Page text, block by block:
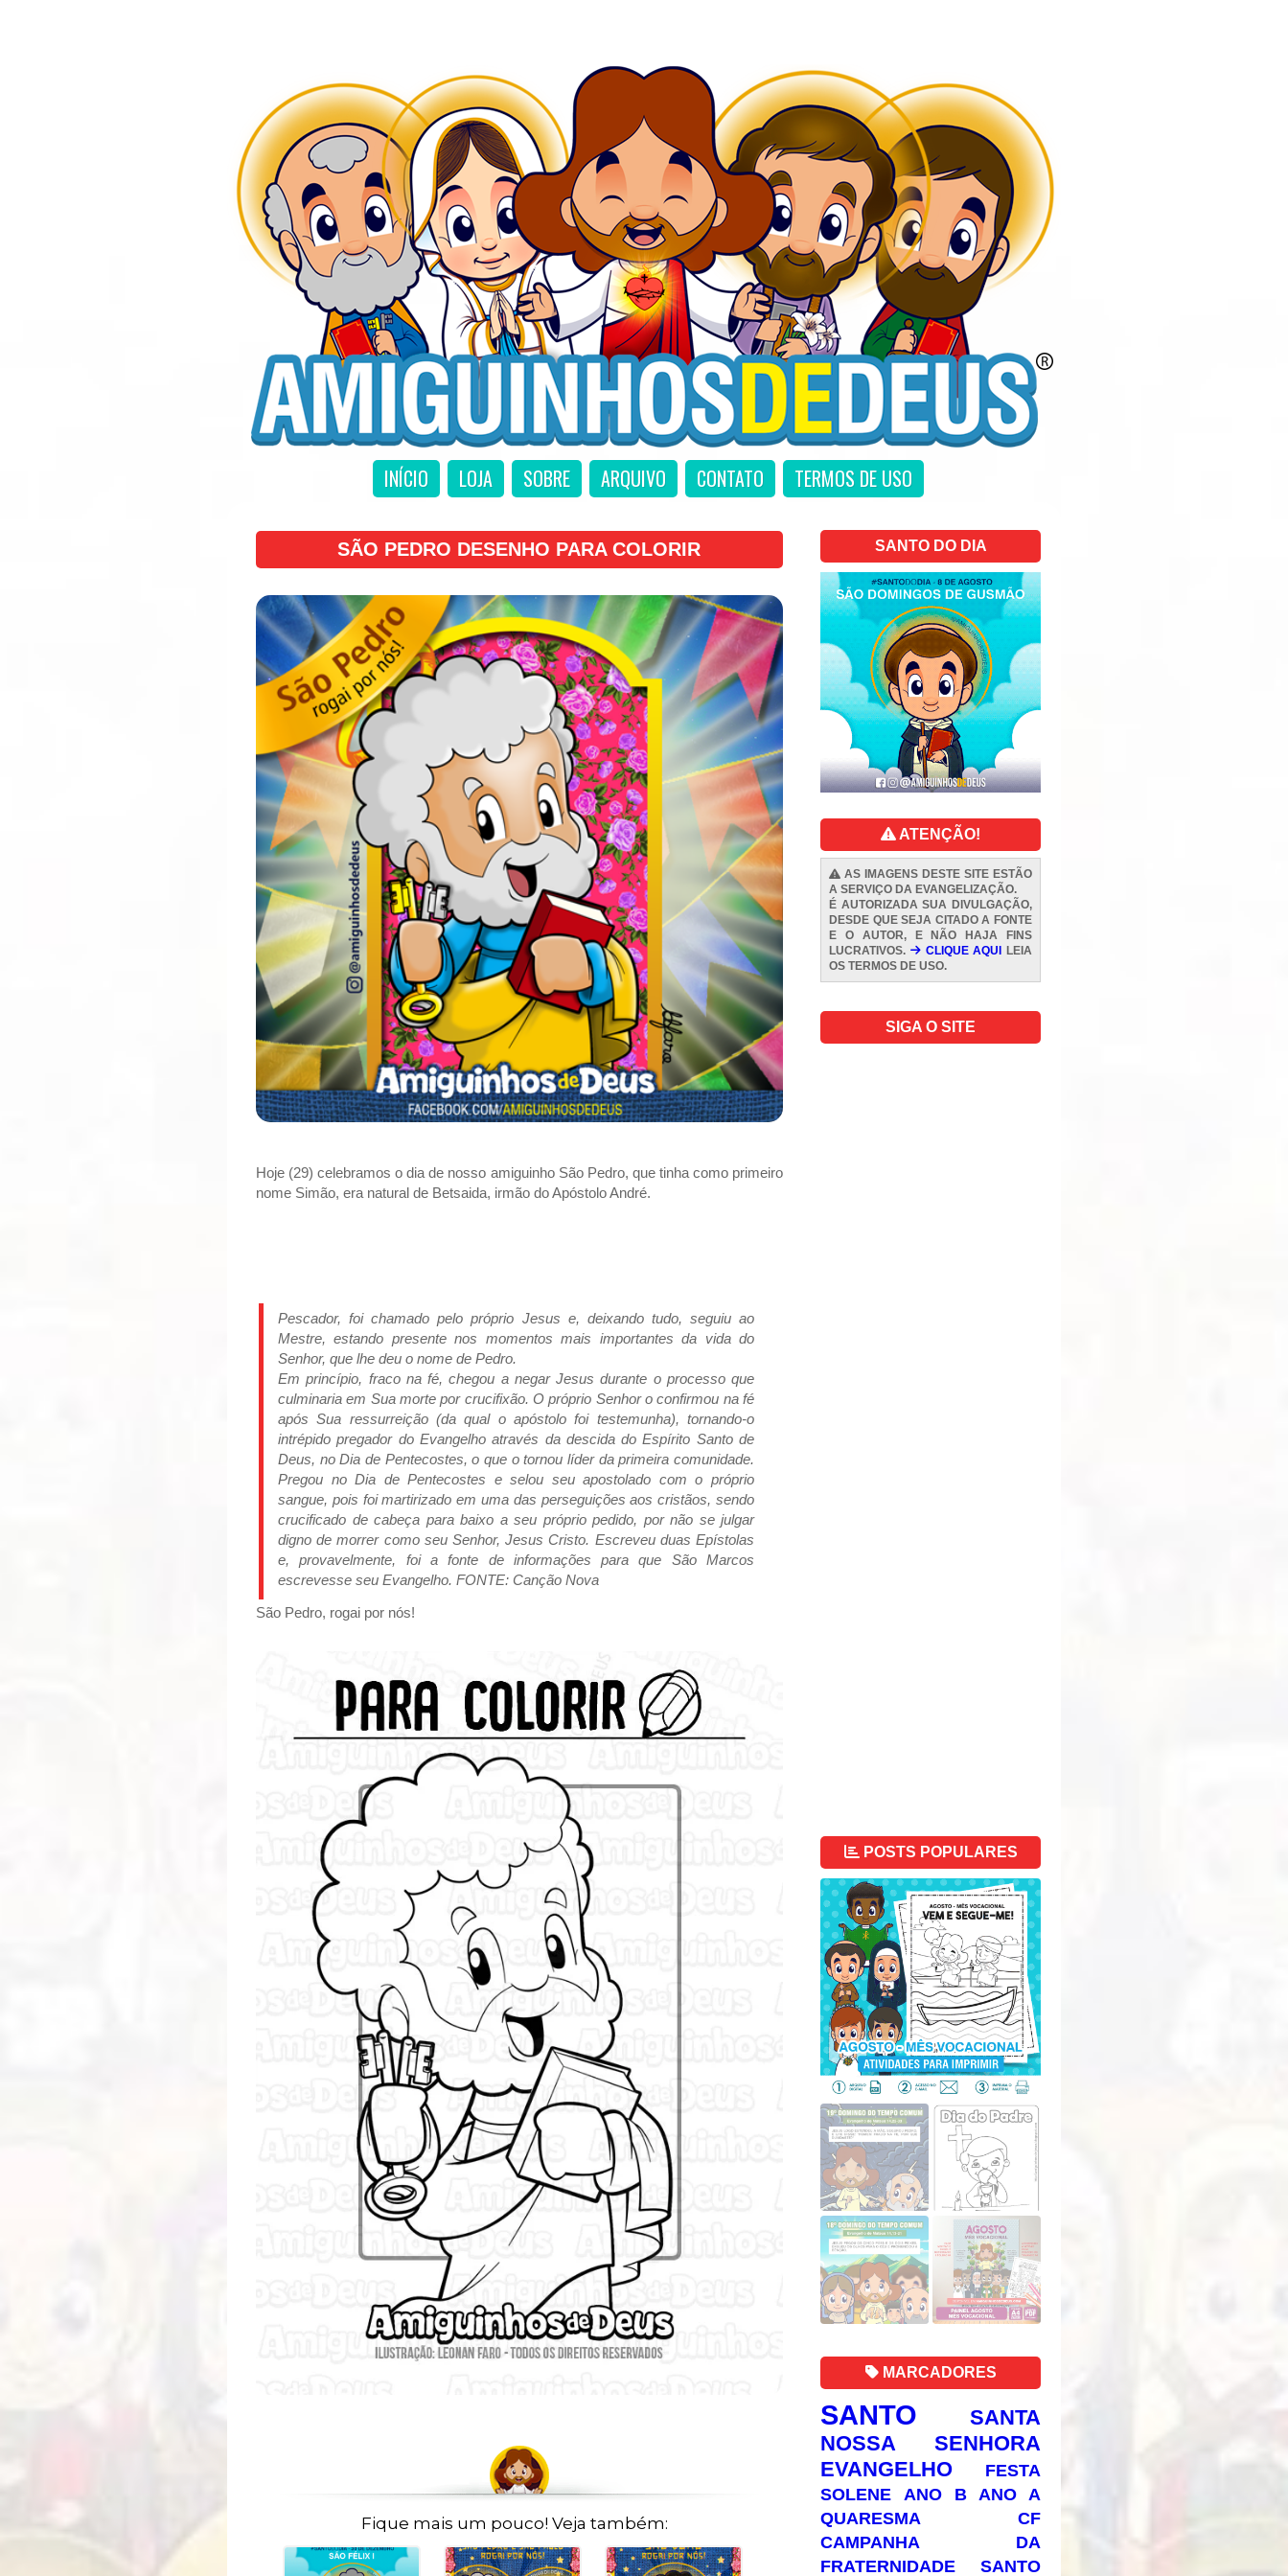
INÍCIO LOJA SOBRE ARQUIVO CONTATO TERMOS DE USO
SÃO PEDRO DESENHO PARA COLORIR
Hoje (29) celebramos o dia de nosso amiguinho São Pedro, que tinha como primeiro
nome Simão, era natural de Betsaida, irmão do Apóstolo André.
Pescador, foi chamado pelo próprio Jesus e, deixando tudo, seguiu ao
Mestre, estando presente nos momentos mais importantes da vida do
Senhor, que lhe deu o nome de Pedro.
Em princípio, fraco na fé, chegou a negar Jesus durante o processo que
culminaria em Sua morte por crucifixão. O próprio Senhor o confirmou na fé
após Sua ressurreição (da qual o apóstolo foi testemunha), tornando-o
intrépido pregador do Evangelho através da descida do Espírito Santo de
Deus, no Dia de Pentecostes, o que o tornou líder da primeira comunidade.
Pregou no Dia de Pentecostes e selou seu apostolado com o próprio
sangue, pois foi martirizado em uma das perseguições aos cristãos, sendo
crucificado de cabeça para baixo a seu próprio pedido, por não se julgar
digno de morrer como seu Senhor, Jesus Cristo. Escreveu duas Epístolas
e, provavelmente, foi a fonte de informações para que São Marcos
escrevesse seu Evangelho. FONTE: Canção Nova
São Pedro, rogai por nós!
Fique mais um pouco! Veja também:
SANTO DO DIA
ATENÇÃO!
AS IMAGENS DESTE SITE ESTÃO
A SERVIÇO DA EVANGELIZAÇÃO.
É AUTORIZADA SUA DIVULGAÇÃO,
DESDE QUE SEJA CITADO A FONTE
E O AUTOR, E NÃO HAJA FINS
LUCRATIVOS.
CLIQUE AQUI
LEIA
OS TERMOS DE USO.
SIGA O SITE
POSTS POPULARES
MARCADORES
SANTO
SANTA
NOSSA SENHORA
EVANGELHO
FESTA
SOLENE
ANO B
ANO A
QUARESMA
CF
CAMPANHA DA
FRATERNIDADE
SANTO